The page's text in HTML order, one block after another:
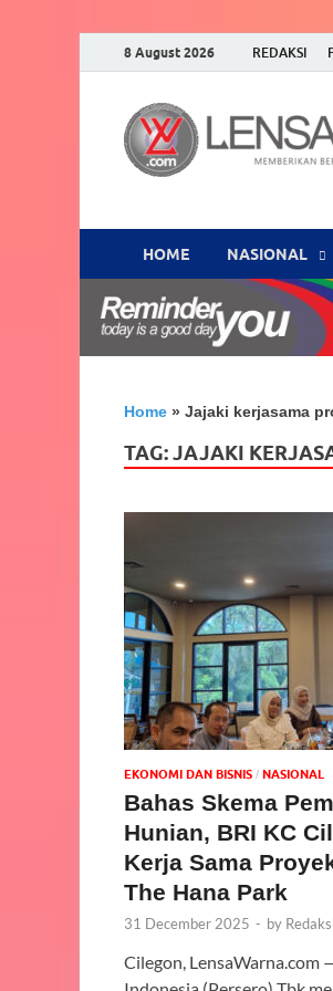
8 August 2026 REDAKSI
HOME NASIONAL
Home » Jajaki kerjasama
TAG:JAJAKI
EKONOMI DAN BISNIS / NASIONAL
Bahas Skema
Hunian, BRI KC
Kerja Sama
The Hana Park
31 December 2025 - by
Cilegon, LensaWarna.com